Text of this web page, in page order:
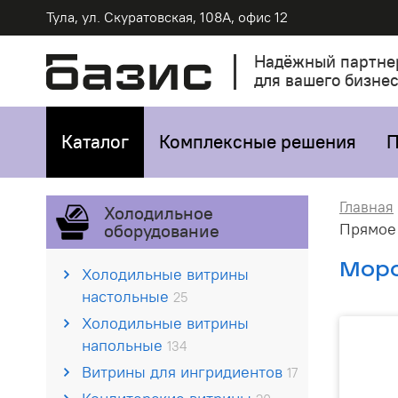
Тула, ул. Скуратовская, 108А, офис 12
Надёжный
для вашего
Каталог Комплексные решения
Холодильное
оборудование
Холодильные витрины
настольные 25
Холодильные витрины
напольные 134
Витрины для ингридиентов 17
Главная
Прямое